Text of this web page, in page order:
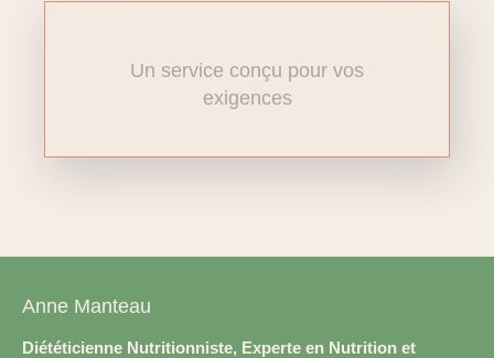
Un service conçu pour vos
exigences
Anne Manteau
Diététicienne Nutritionniste, Experte en Nutrition et